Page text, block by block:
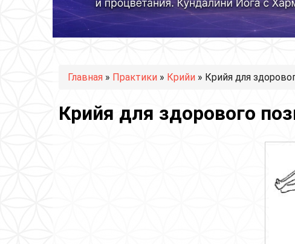
Вы здесь
Главная » Практики » Крийи » Крийя для
Крийя для здорового